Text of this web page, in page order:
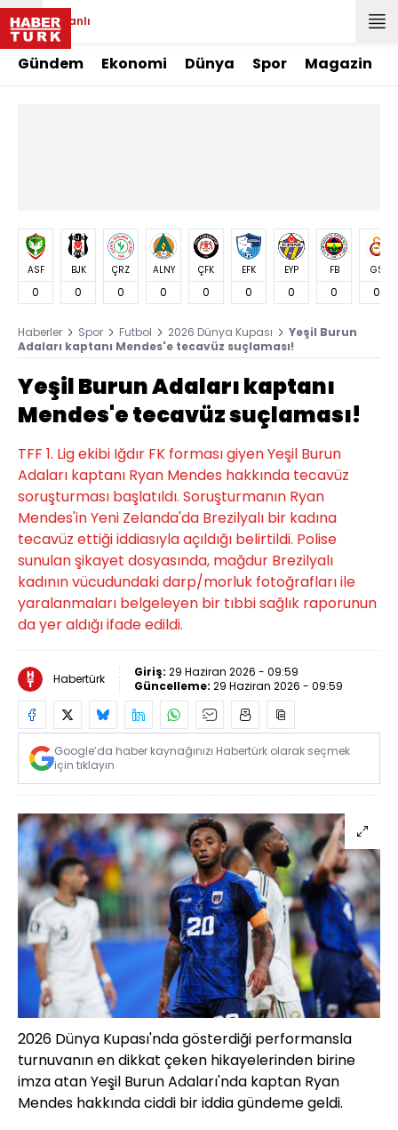
Canlı
Gündem Ekonomi Dünya Spor Magazin
ASF
0
BJK
0
ÇRZ
0
ALNY
0
ÇFK
0
EFK
0
EYP
0
FB
0
GS
0
Haberler Spor Futbol 2026 Dünya Kupası
Yeşil Burun
Adaları kaptanı Mendes'e tecavüz suçlaması!
Yeşil Burun Adaları kaptanı
Mendes'e tecavüz suçlaması!
TFF 1. Lig ekibi Iğdır FK forması giyen Yeşil Burun
Adaları kaptanı Ryan Mendes hakkında tecavüz
soruşturması başlatıldı. Soruşturmanın Ryan
Mendes'in Yeni Zelanda'da Brezilyalı bir kadına
tecavüz ettiği iddiasıyla açıldığı belirtildi. Polise
sunulan şikayet dosyasında, mağdur Brezilyalı
kadının vücudundaki darp/morluk fotoğrafları ile
yaralanmaları belgeleyen bir tıbbi sağlık raporunun
da yer aldığı ifade edildi.
Habertürk Giriş: 29 Haziran 2026 - 09:59
Güncelleme: 29 Haziran 2026 - 09:59
Google’da haber kaynağınızı Habertürk olarak seçmek
için tıklayın
2026 Dünya Kupası'nda gösterdiği performansla
turnuvanın en dikkat çeken hikayelerinden birine
imza atan Yeşil Burun Adaları'nda kaptan Ryan
Mendes hakkında ciddi bir iddia gündeme geldi.